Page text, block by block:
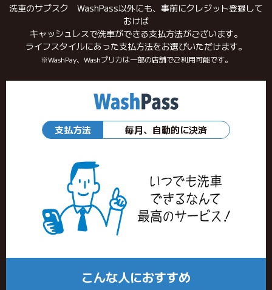
洗車のサブスク WashPass以外にも、事前にクレジット登録して
おけば
キャッシュレスで洗車ができる支払方法がございます。
ライフスタイルにあった支払方法をお選びいただけます。
※WashPay、Washプリカは一部の店舗でご利用可能です。
支払方法 毎月、自動的に決済
こんな人におすすめ